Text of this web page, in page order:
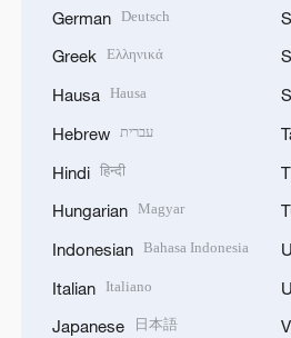
German Deutsch
Greek Ελληνικά
Hausa Hausa
Hebrew עברית
Hindi हिन्दी
Hungarian Magyar
Indonesian Bahasa Indonesia
Italian Italiano
Japanese 日本語